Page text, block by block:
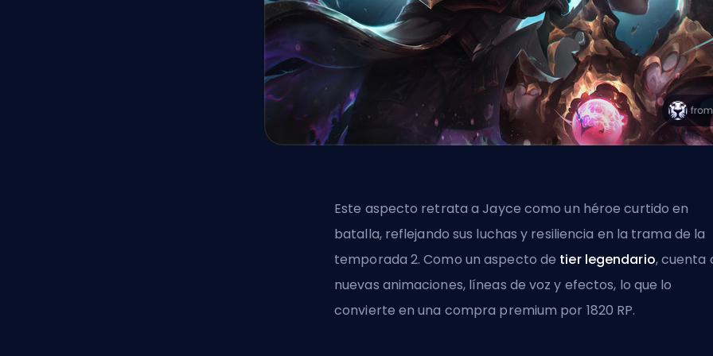
Este aspecto retrata a Jayce como un héroe curtido en
batalla, reflejando sus luchas y resiliencia en la trama de la
temporada 2. Como un aspecto de tier legendario, cuenta
nuevas animaciones, líneas de voz y efectos, lo que lo
convierte en una compra premium por 1820 RP.